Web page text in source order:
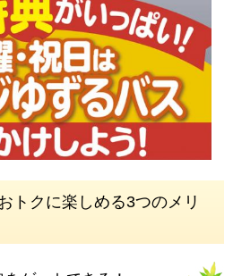
トクに楽しめる3つのメリ